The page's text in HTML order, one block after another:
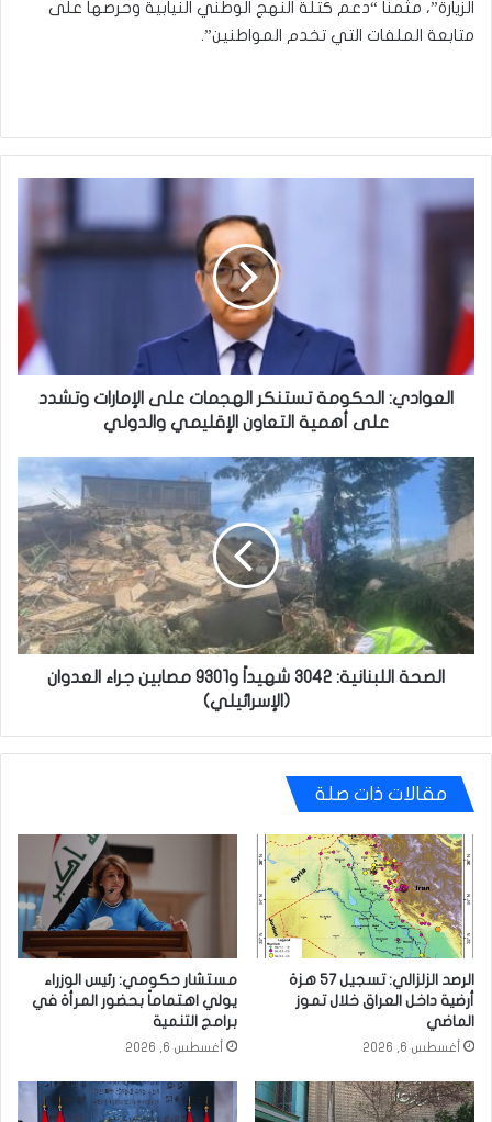
الزيارة”، مثمنًا “دعم كتلة النهج الوطني النيابية وحرصها على
متابعة الملفات التي تخدم المواطنين”.
الحكومة
الإمارات
على
أهمية
التعاونالعوادي: الحكومة تستنكر الهجمات على الإمارات وتشدد
على أهمية التعاون الإقليمي والدولي
الصحة
اللبنانية:
3042
شهيداً
و9301
مصابين
العدوان
(الإسرائيلي)
الصحة اللبنانية: 3042 شهيداً و9301 مصابين جراء العدوان
(الإسرائيلي)
مقالات ذات صلة
الرصد الزلزالي: تسجيل 57 هزة
أرضية داخل العراق خلال تموز
الماضي
أغسطس 6, 2026
مستشار حكومي: رئيس الوزراء
يولي اهتماماً بحضور المرأة في
برامج التنمية
أغسطس 6, 2026